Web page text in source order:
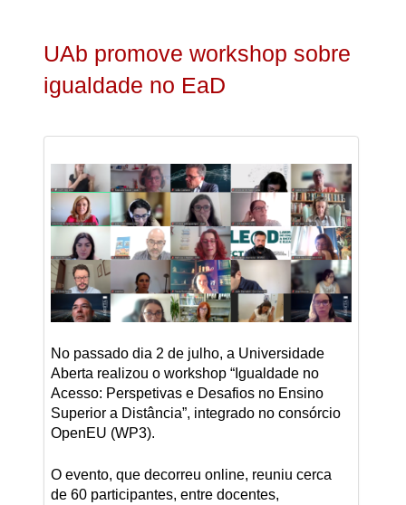
UAb promove workshop sobre
igualdade no EaD
No passado dia 2 de julho, a Universidade
Aberta realizou o workshop “Igualdade no
Acesso: Perspetivas e Desafios no Ensino
Superior a Distância”, integrado no consórcio
OpenEU (WP3).
O evento, que decorreu online, reuniu cerca
de 60 participantes, entre docentes,